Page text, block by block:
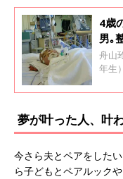
4歳
男｡
「白
腫】
舟山
年生
校2
では
がる
と
2回
夢が叶った人、叶
今さら夫とペアをした
ら子どもとペアルック